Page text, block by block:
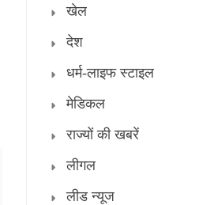
खेल
देश
धर्म-लाइफ स्टाइल
मेडिकल
राज्यों की खबरें
लीगल
लीड न्यूज